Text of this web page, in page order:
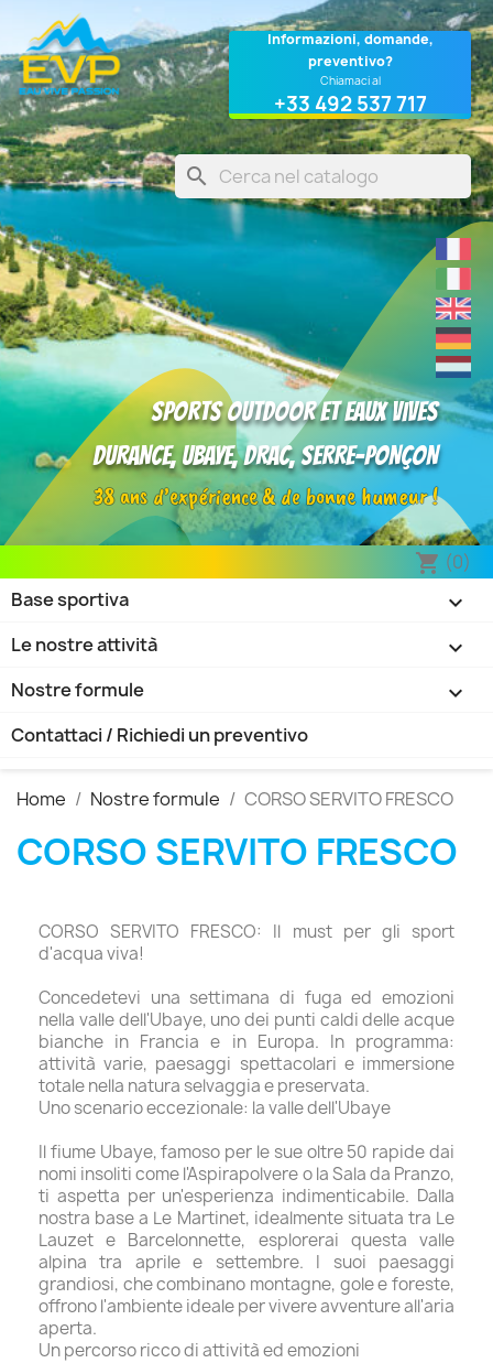
Informazioni, domande,
preventivo?
Chiamaci al
+33 492 537 717
Sports outdoor et eaux vives
DURANCE, UBAYE, DRAC, SERRE-PONÇON
38 ans d’expérience & de bonne humeur !
shopping_cart (0)
search

Base sportiva

Le nostre attività

Nostre formule
Contattaci / Richiedi un preventivo
Home Nostre formule CORSO SERVITO FRESCO
CORSO SERVITO FRESCO
CORSO SERVITO FRESCO: Il must per gli sport
d'acqua viva!
Concedetevi una settimana di fuga ed emozioni
nella valle dell'Ubaye, uno dei punti caldi delle acque
bianche in Francia e in Europa. In programma:
attività varie, paesaggi spettacolari e immersione
totale nella natura selvaggia e preservata.
Uno scenario eccezionale: la valle dell'Ubaye
Il fiume Ubaye, famoso per le sue oltre 50 rapide dai
nomi insoliti come l'Aspirapolvere o la Sala da Pranzo,
ti aspetta per un'esperienza indimenticabile. Dalla
nostra base a Le Martinet, idealmente situata tra Le
Lauzet e Barcelonnette, esplorerai questa valle
alpina tra aprile e settembre. I suoi paesaggi
grandiosi, che combinano montagne, gole e foreste,
offrono l'ambiente ideale per vivere avventure all'aria
aperta.
Un percorso ricco di attività ed emozioni
Cookies management panel